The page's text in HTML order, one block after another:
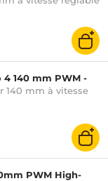
140 mm PWM -
140 mm à vitesse
PWM High-